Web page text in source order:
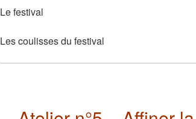
Le festival
Les coulisses du festival